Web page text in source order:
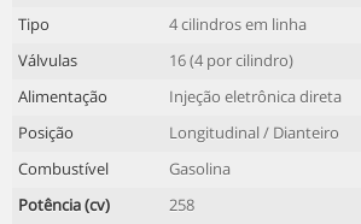
Tipo
4 cilindros em linha
Válvulas
16 (4 por cilindro)
Alimentação
Injeção eletrônica direta
Posição
Longitudinal / Dianteiro
Combustível
Gasolina
Potência (cv)
258